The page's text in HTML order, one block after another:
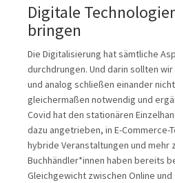
Digitale
bringen
Die Digitalisierung hat sämtliche
durchdrungen. Und darin sollten
und analog schließen einander
gleichermaßen notwendig und
Covid hat den stationären
dazu angetrieben, in E-Commerce-
hybride Veranstaltungen und mehr
Buchhändler*innen haben bereits
Gleichgewicht zwischen Online